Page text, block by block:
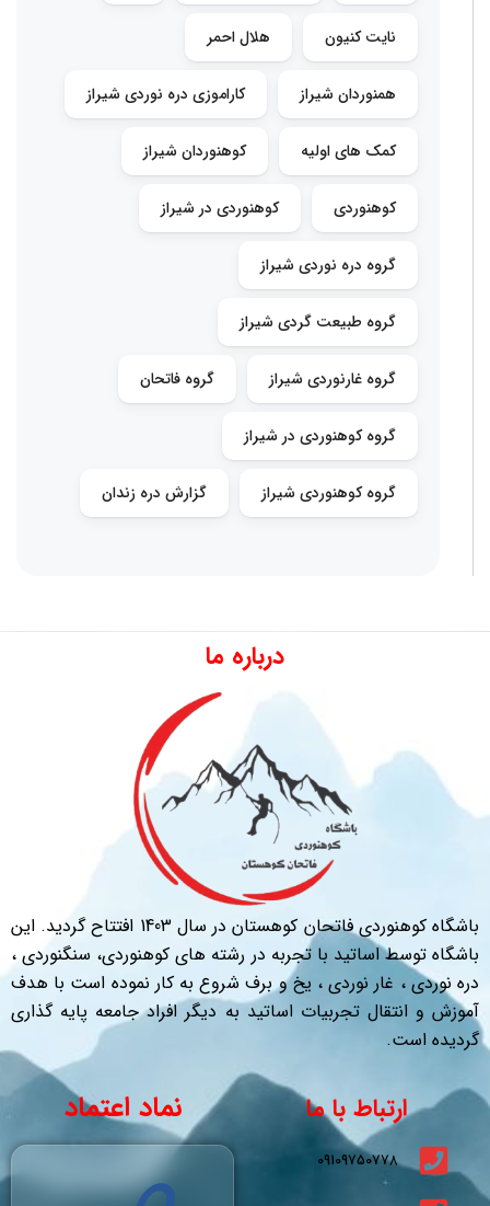
نایت کنیون هلال احمر
همنوردان شیراز کاراموزی دره نوردی شیراز
کمک های اولیه کوهنوردان شیراز
کوهنوردی کوهنوردی در شیراز
گروه دره نوردی شیراز
گروه طبیعت گردی شیراز
گروه غارنوردی شیراز گروه فاتحان
گروه کوهنوردی در شیراز
گروه کوهنوردی شیراز گزارش دره زندان
درباره ما
باشگاه کوهنوردی فاتحان کوهستان در سال 1403 افتتاح گردید. این
باشگاه توسط اساتید با تجربه در رشته های کوهنوردی، سنگنوردی ،
دره نوردی ، غار نوردی ، یخ و برف شروع به کار نموده است با هدف
آموزش و انتقال تجربیات اساتید به دیگر افراد جامعه پایه گذاری
گردیده است.
ارتباط با ما
09109750778
نماد اعتماد